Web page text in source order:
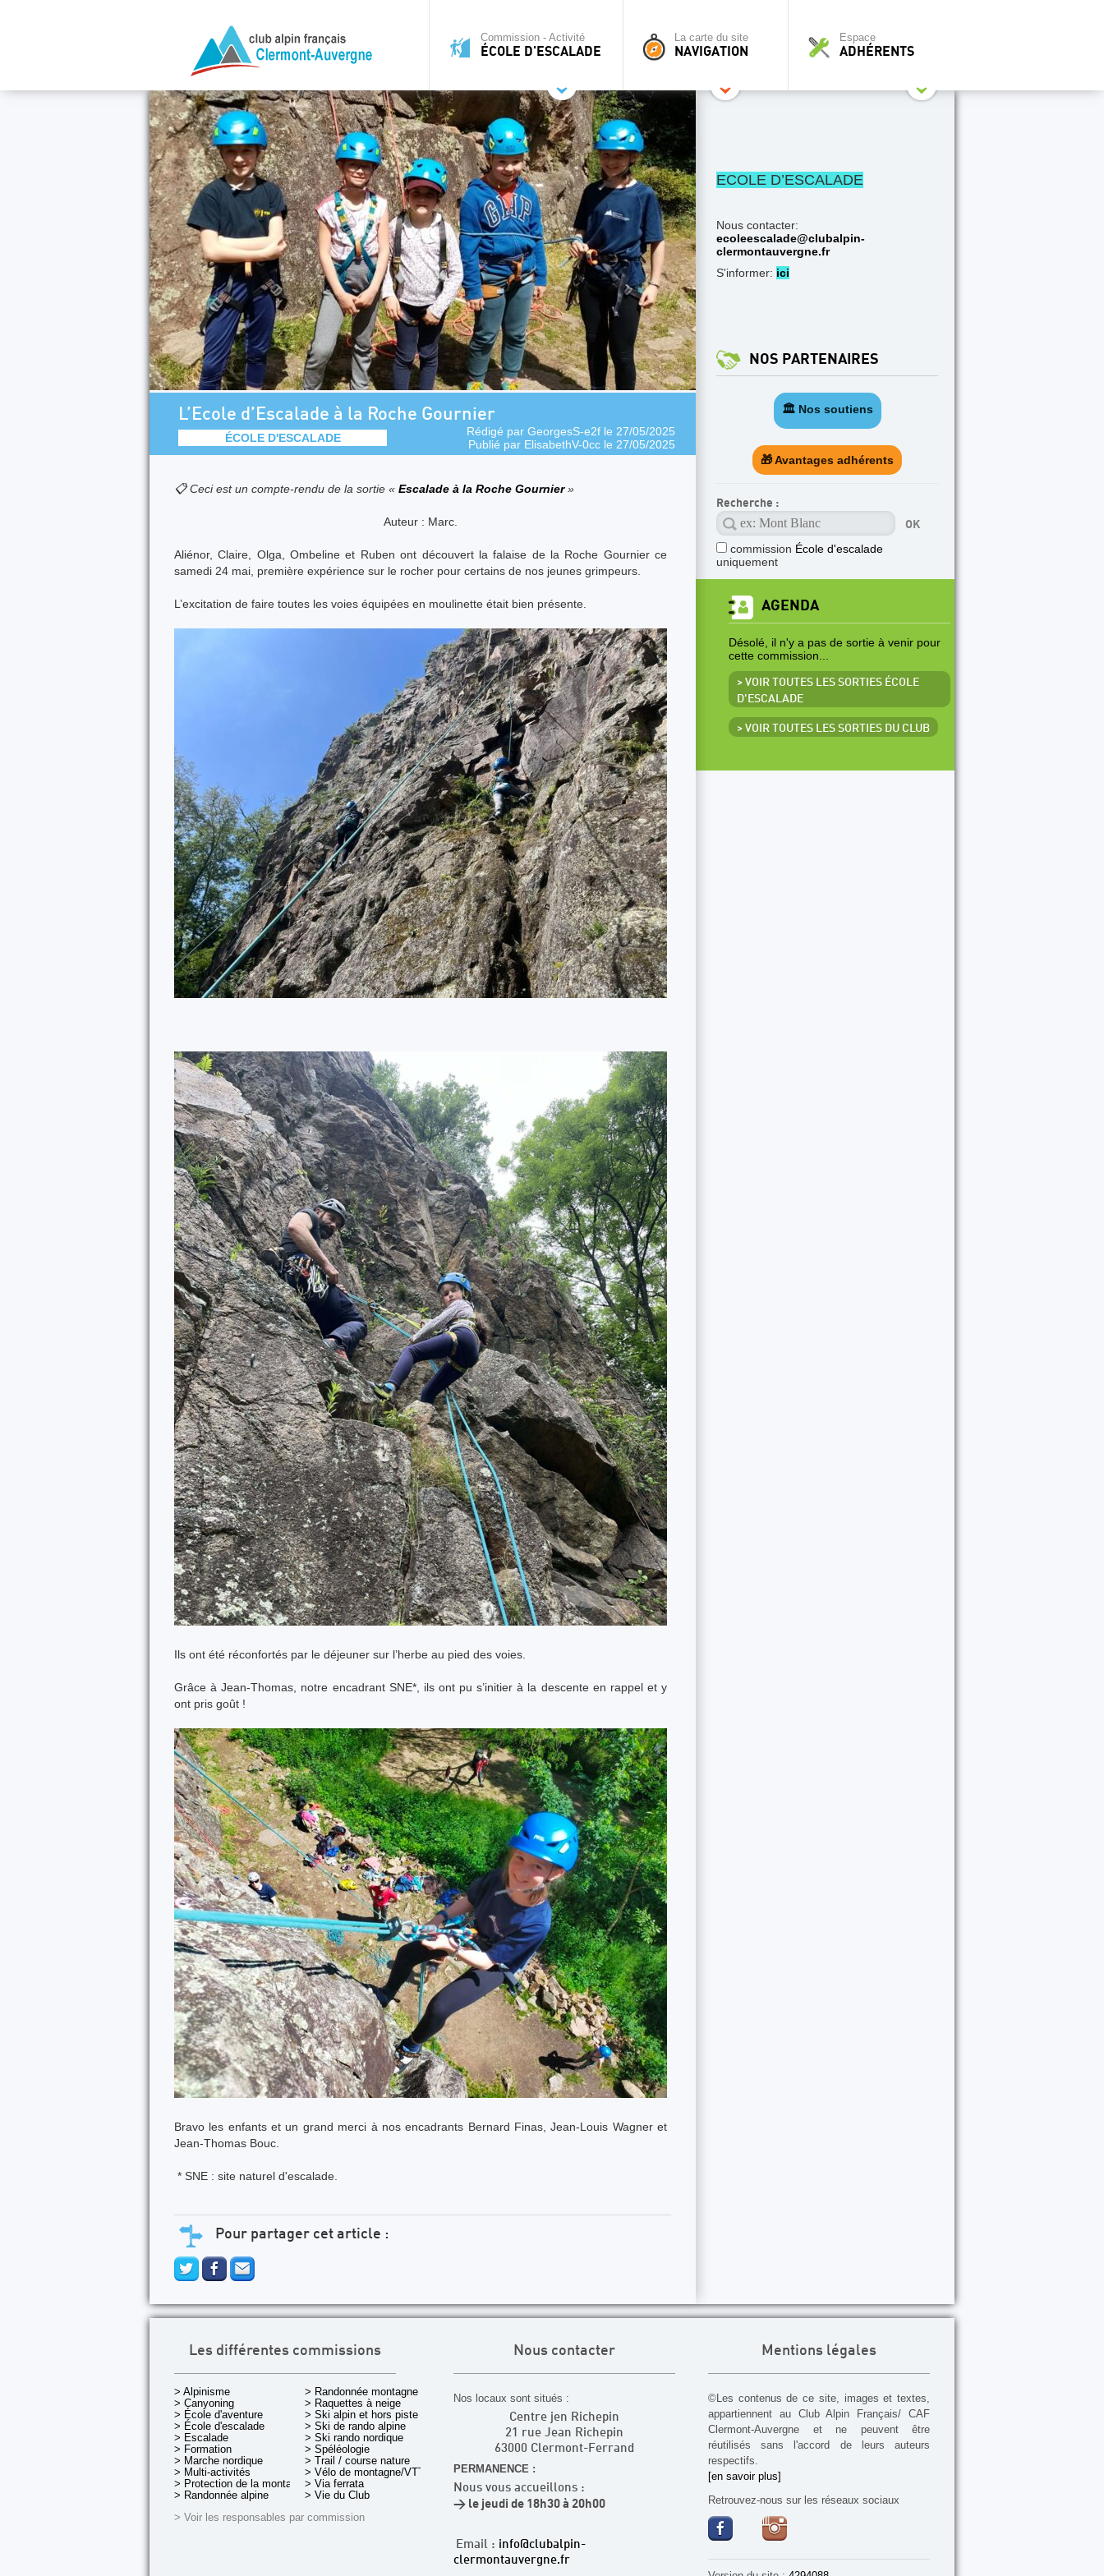
Commission - Activité
ÉCOLE D'ESCALADE
La carte du site
NAVIGATION
Espace
ADHÉRENTS
L’Ecole d’Escalade à la Roche Gournier
ÉCOLE D'ESCALADE Rédigé par GeorgesS-e2f le 27/05/2025
Publié par ElisabethV-0cc le 27/05/2025
📋 Ceci est un compte-rendu de la sortie « Escalade à la Roche Gournier»
Auteur : Marc.
Aliénor, Claire, Olga, Ombeline et Ruben ont découvert la falaise de la Roche Gournier ce
samedi 24 mai, première expérience sur le rocher pour certains de nos jeunes grimpeurs.
L’excitation de faire toutes les voies équipées en moulinette était bien présente.
Ils ont été réconfortés par le déjeuner sur l’herbe au pied des voies.
Grâce à Jean-Thomas, notre encadrant SNE*, ils ont pu s’initier à la descente en rappel et y
ont pris goût !
Bravo les enfants et un grand merci à nos encadrants Bernard Finas, Jean-Louis Wagner et
Jean-Thomas Bouc.
* SNE : site naturel d'escalade.
Pour partager cet article :
ECOLE D’ESCALADE
Nous contacter:
ecoleescalade@clubalpin-
clermontauvergne.fr
S'informer: ici
NOS PARTENAIRES
🏛️ Nos soutiens
🎁 Avantages adhérents
Recherche :
commission École d'escalade
uniquement
AGENDA
Désolé, il n'y a pas de sortie à venir pour
cette commission...
> VOIR TOUTES LES SORTIES ÉCOLE
D'ESCALADE
> VOIR TOUTES LES SORTIES DU CLUB
Les différentes commissions
> Alpinisme
> Canyoning
> École d'aventure
> École d'escalade
> Escalade
> Formation
> Marche nordique
> Multi-activités
> Protection de la montagne
> Randonnée alpine
> Randonnée montagne
> Raquettes à neige
> Ski alpin et hors piste
> Ski de rando alpine
> Ski rando nordique
> Spéléologie
> Trail / course nature
> Vélo de montagne/VTT
> Via ferrata
> Vie du Club
> Voir les responsables par commission
Nous contacter
Nos locaux sont situés :
Centre jen Richepin
21 rue Jean Richepin
63000 Clermont-Ferrand
PERMANENCE :
Nous vous accueillons :
> le jeudi de 18h30 à 20h00
Email : info@clubalpin-
clermontauvergne.fr
Mentions légales
©Les contenus de ce site, images et textes,
appartiennent au Club Alpin Français/ CAF
Clermont-Auvergne et ne peuvent être
réutilisés sans l'accord de leurs auteurs
respectifs.
[en savoir plus]
Retrouvez-nous sur les réseaux sociaux